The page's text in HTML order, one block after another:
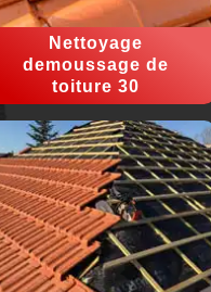
Nettoyage
demoussage de
toiture 30